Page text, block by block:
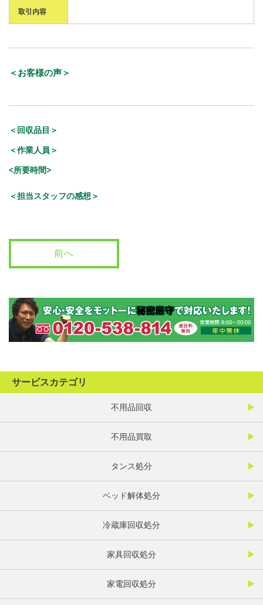
取引内容
＜お客様の声＞
＜回収品目＞
＜作業人員＞
<所要時間>
＜担当スタッフの感想＞
前へ
サービスカテゴリ
不用品回収
不用品買取
タンス処分
ベッド解体処分
冷蔵庫回収処分
家具回収処分
家電回収処分